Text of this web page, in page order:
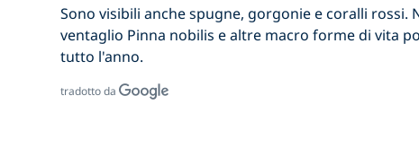
Sono visibili anche spugne, gorgonie e coralli rossi.
ventaglio Pinna nobilis e altre macro forme di vita
tutto l'anno.
tradotto da